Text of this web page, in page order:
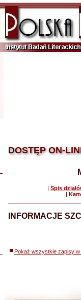
DOSTĘP ON-
| Spis
|
INFORMACJE
Pokaż wszystkie zapisy